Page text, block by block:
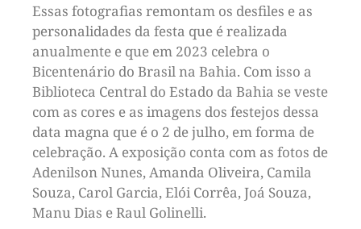
Essas fotografias remontam os desfiles e as
personalidades da festa que é realizada
anualmente e que em 2023 celebra o
Bicentenário do Brasil na Bahia. Com isso a
Biblioteca Central do Estado da Bahia se veste
com as cores e as imagens dos festejos dessa
data magna que é o 2 de julho, em forma de
celebração. A exposição conta com as fotos de
Adenilson Nunes, Amanda Oliveira, Camila
Souza, Carol Garcia, Elói Corrêa, Joá Souza,
Manu Dias e Raul Golinelli.